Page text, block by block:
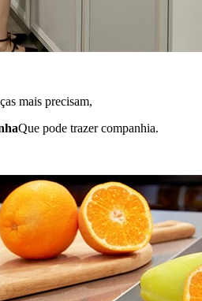
mais precisam,
Que pode trazer companhia.